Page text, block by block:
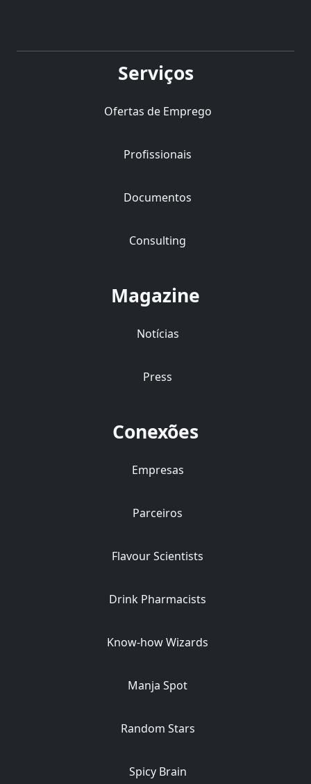
Serviços
Ofertas de Emprego
Profissionais
Documentos
Consulting
Magazine
Notícias
Press
Conexões
Empresas
Parceiros
Flavour Scientists
Drink Pharmacists
Know-how Wizards
Manja Spot
Random Stars
Spicy Brain